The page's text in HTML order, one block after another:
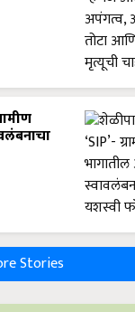
Stories